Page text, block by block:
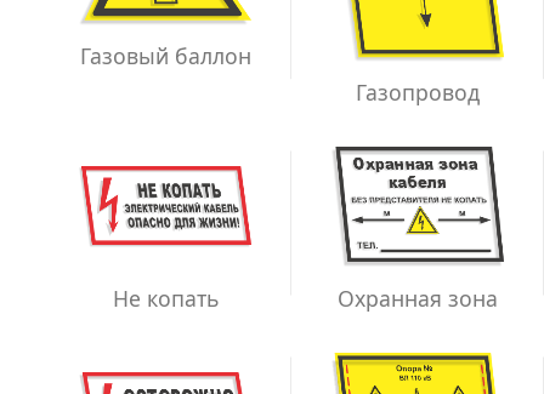
Газовый баллон
Газопровод
Не копать Охранная зона